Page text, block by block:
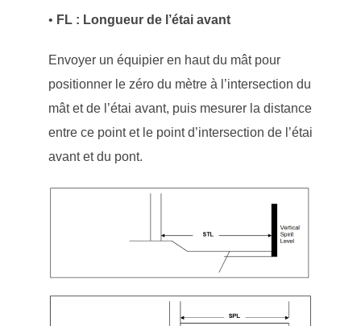
• FL : Longueur de l’étai avant
Envoyer un équipier en haut du mât pour
positionner le zéro du mètre à l’intersection du
mât et de l’étai avant, puis mesurer la distance
entre ce point et le point d’intersection de l’étai
avant et du pont.